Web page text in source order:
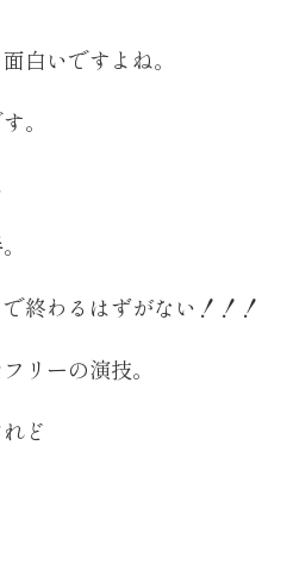
白いですよね。
。
終わるはずがない！！！
リーの演技。
ど